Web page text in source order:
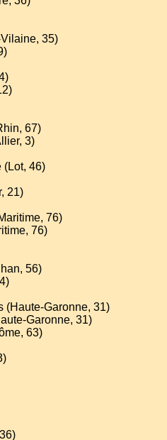
35)
67)
3)
(Lot, 46)
21)
76)
76)
56)
(Haute-Garonne, 31)
Garonne, 31)
63)